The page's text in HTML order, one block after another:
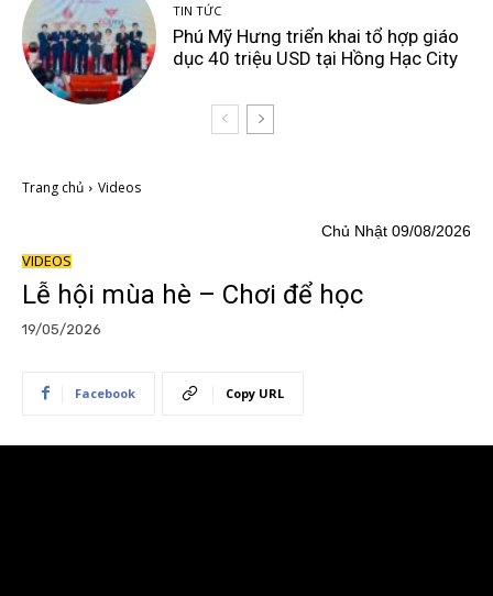
TIN TỨC
Phú Mỹ Hưng triển khai tổ hợp giáo
dục 40 triệu USD tại Hồng Hạc City